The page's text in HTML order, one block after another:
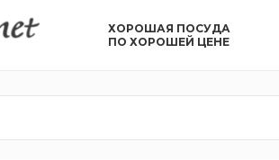
ХОРОШАЯ ПОСУДА
ПО ХОРОШЕЙ ЦЕНЕ